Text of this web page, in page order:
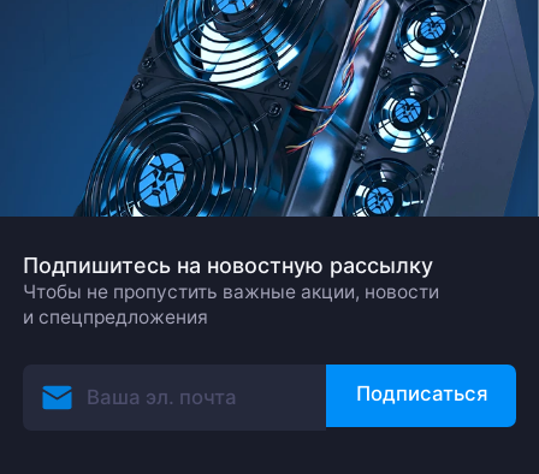
Подпишитесь на новостную рассылку
Чтобы не пропустить важные акции, новости
и спецпредложения
Подписаться